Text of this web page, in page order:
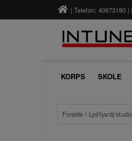
| Telefon: 40673180 |
KORPS SKOLE
Forside / Lyd/lys/dj/studio